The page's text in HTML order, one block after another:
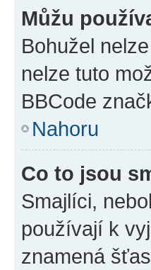
Můžu
Bohužel
nelze tuto
BBCode
Nahoru
Co to jsou
Smajlíci,
používají k
znamená